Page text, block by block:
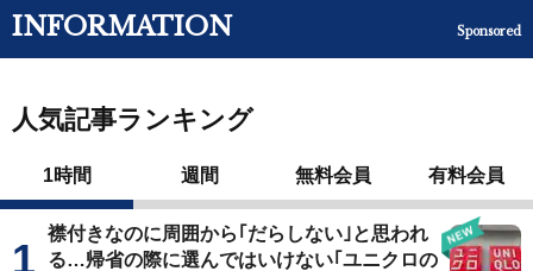
INFORMATION Sponsored
人気記事ランキング
1時間 週間 無料会員 有料会員
襟付きなのに周囲から｢だらしない｣と思われ
る…帰省の際に選んではいけない｢ユニクロの